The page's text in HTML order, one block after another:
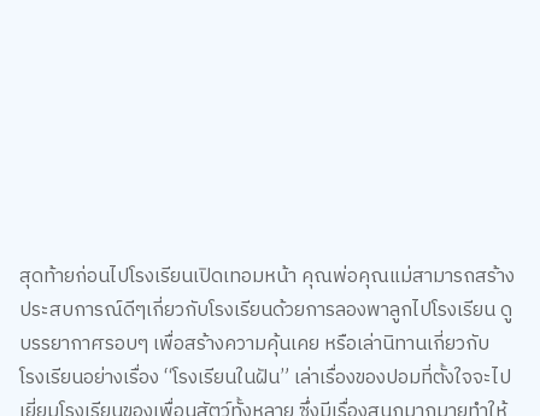
สุดท้ายก่อนไปโรงเรียนเปิดเทอมหน้า คุณพ่อคุณแม่สามารถสร้าง
ประสบการณ์ดีๆเกี่ยวกับโรงเรียนด้วยการลองพาลูกไปโรงเรียน ดู
บรรยากาศรอบๆ เพื่อสร้างความคุ้นเคย หรือเล่านิทานเกี่ยวกับ
โรงเรียนอย่างเรื่อง “โรงเรียนในฝัน” เล่าเรื่องของปอมที่ตั้งใจจะไป